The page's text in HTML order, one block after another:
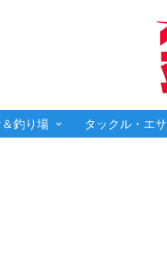
釣り場 タックル・エサ